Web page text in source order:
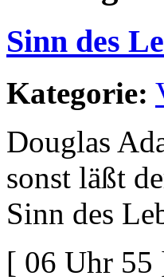
Sinn des
Kategorie:
Douglas
sonst läßt
Sinn des
[ 06 Uhr 55